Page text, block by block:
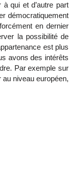
à qui et d’autre part
démocratiquement
en dernier
la possibilité de
est plus
avons des intérêts
Par exemple sur
niveau européen,